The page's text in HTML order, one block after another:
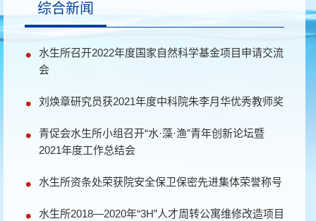
综合新闻
水生所召开2022年度国家自然科学基金项目申请交流
会
刘焕章研究员获2021年度中科院朱李月华优秀教师奖
青促会水生所小组召开“水·藻·渔”青年创新论坛暨
2021年度工作总结会
水生所资条处荣获院安全保卫保密先进集体荣誉称号
水生所2018—2020年“3H”人才周转公寓维修改造项目